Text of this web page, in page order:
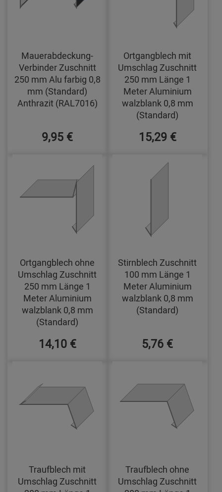
Mauerabdeckung-
Verbinder Zuschnitt
250 mm Alu farbig 0,8
mm (Standard)
Anthrazit (RAL7016)
9,95 €
Ortgangblech mit
Umschlag Zuschnitt
250 mm Länge 1
Meter Aluminium
walzblank 0,8 mm
(Standard)
15,29 €
Ortgangblech ohne
Umschlag Zuschnitt
250 mm Länge 1
Meter Aluminium
walzblank 0,8 mm
(Standard)
14,10 €
Stirnblech Zuschnitt
100 mm Länge 1
Meter Aluminium
walzblank 0,8 mm
(Standard)
5,76 €
Traufblech mit
Umschlag Zuschnitt
Traufblech ohne
Umschlag Zuschnitt